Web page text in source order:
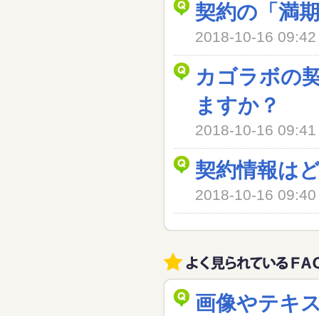
契約の「満
2018-10-16
カゴラボの
ますか？
2018-10-16
契約情報は
2018-10-16
画像やテキ